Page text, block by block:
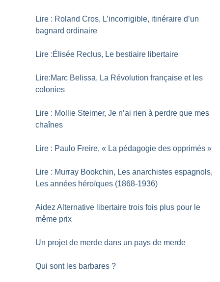
Lire : Roland Cros, L’incorrigible, itinéraire d’un
bagnard ordinaire
Lire :Élisée Reclus, Le bestiaire libertaire
Lire:Marc Belissa, La Révolution française et les
colonies
Lire : Mollie Steimer, Je n’ai rien à perdre que mes
chaînes
Lire : Paulo Freire, « La pédagogie des opprimés »
Lire : Murray Bookchin, Les anarchistes espagnols,
Les années héroïques (1868-1936)
Aidez Alternative libertaire trois fois plus pour le
même prix
Un projet de merde dans un pays de merde
Qui sont les barbares ?